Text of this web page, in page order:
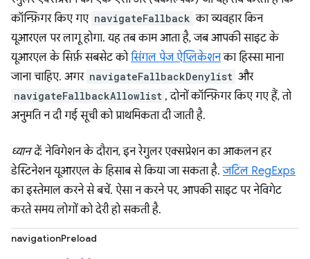
कॉन्फ़िगर किए गए navigateFallback का व्यवहार किन
यूआरएल पर लागू होगा. यह तब काम आता है, जब आपकी साइट के
यूआरएल के सिर्फ़ सबसेट कोसिंगल पेज ऐप्लिकेशनका हिस्सा माना
जाना चाहिए. अगर navigateFallbackDenylist और
navigateFallbackAllowlist , दोनों कॉन्फ़िगर किए गए हैं, तो
अनुमति न दी गई सूची को प्राथमिकता दी जाती है.
ध्यान दें: नेविगेशन के दौरान, इन रेगुलर एक्सप्रेशन का आकलन हर
डेस्टिनेशन यूआरएल के हिसाब से किया जा सकता है.जटिल RegExps
का इस्तेमाल करने से बचें. ऐसा न करने पर, आपकी साइट पर नेविगेट
करते समय लोगों को देरी हो सकती है.
navigationPreload